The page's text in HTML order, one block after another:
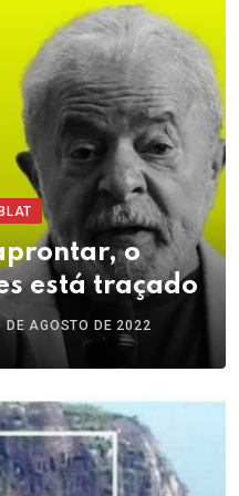
o
está traçado
DE AGOSTO DE 2022